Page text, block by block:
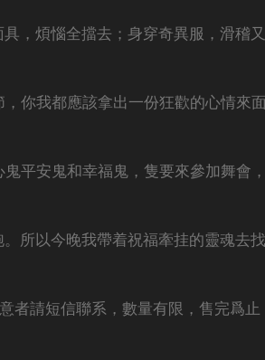
，煩惱全擋去；身穿奇異服，滑稽
你我都應該拿出一份狂歡的心情來
平安鬼和幸福鬼，隻要來參加舞會
所以今晚我帶着祝福牽挂的靈魂去找
者請短信聯系，數量有限，售完爲止